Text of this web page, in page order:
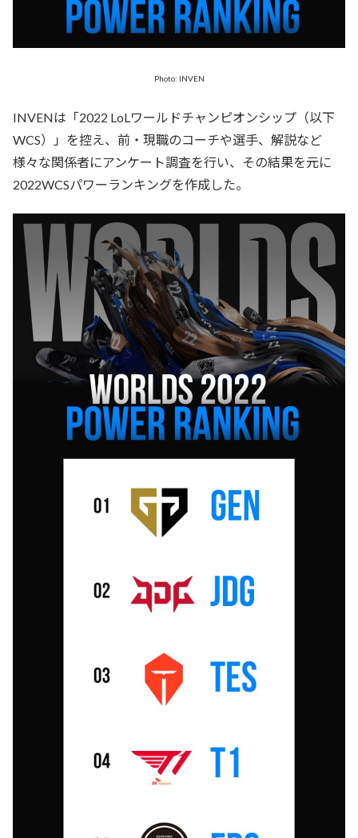
Photo: INVEN
INVENは「2022 LoLワールドチャンピオンシップ（以下
WCS）」を控え、前・現職のコーチや選手、解説など
様々な関係者にアンケート調査を行い、その結果を元に
2022WCSパワーランキングを作成した。